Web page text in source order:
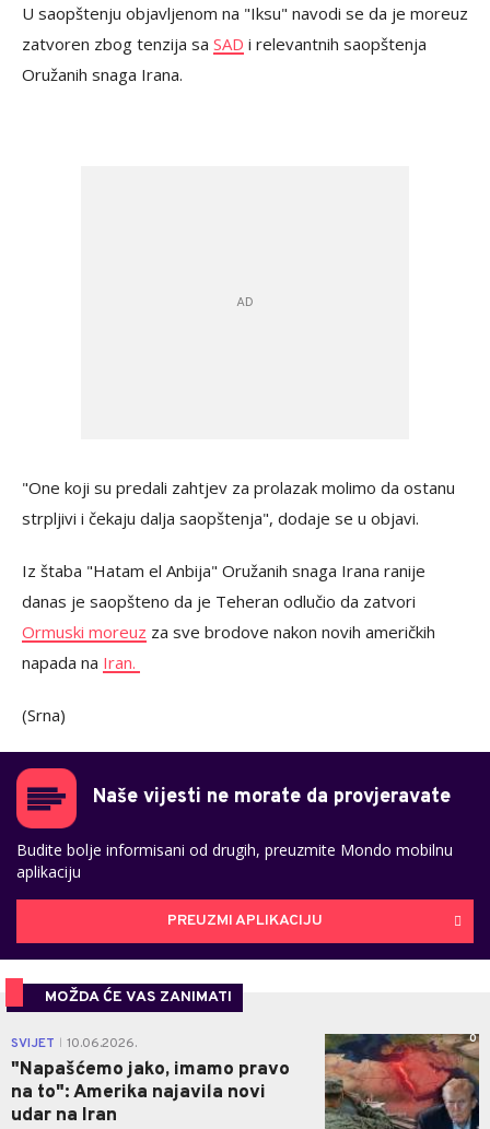
U saopštenju objavljenom na "Iksu" navodi se da je moreuz
zatvoren zbog tenzija sa SAD i relevantnih saopštenja
Oružanih snaga Irana.
"One koji su predali zahtjev za prolazak molimo da ostanu
strpljivi i čekaju dalja saopštenja", dodaje se u objavi.
Iz štaba "Hatam el Anbija" Oružanih snaga Irana ranije
danas je saopšteno da je Teheran odlučio da zatvori
Ormuski moreuz za sve brodove nakon novih američkih
napada na Iran.
(Srna)
Naše vijesti ne morate da provjeravate
Budite bolje informisani od drugih, preuzmite Mondo mobilnu
aplikaciju
PREUZMI APLIKACIJU
MOŽDA ĆE VAS ZANIMATI
SVIJET 10.06.2026.
"Napašćemo jako, imamo pravo
na to": Amerika najavila novi
udar na Iran
0